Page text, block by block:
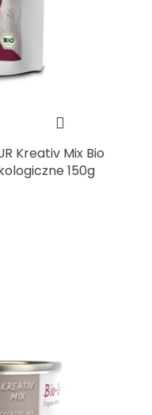
Kreativ Mix Bio
150g